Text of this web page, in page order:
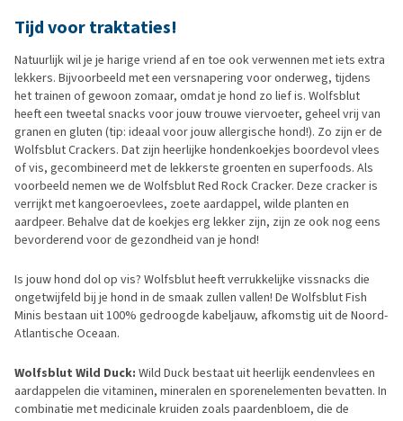
Tijd voor traktaties!
Natuurlijk wil je je harige vriend af en toe ook verwennen met iets extra
lekkers. Bijvoorbeeld met een versnapering voor onderweg, tijdens
het trainen of gewoon zomaar, omdat je hond zo lief is. Wolfsblut
heeft een tweetal snacks voor jouw trouwe viervoeter, geheel vrij van
granen en gluten (tip: ideaal voor jouw allergische hond!). Zo zijn er de
Wolfsblut Crackers. Dat zijn heerlijke hondenkoekjes boordevol vlees
of vis, gecombineerd met de lekkerste groenten en superfoods. Als
voorbeeld nemen we de Wolfsblut Red Rock Cracker. Deze cracker is
verrijkt met kangoeroevlees, zoete aardappel, wilde planten en
aardpeer. Behalve dat de koekjes erg lekker zijn, zijn ze ook nog eens
bevorderend voor de gezondheid van je hond!
Is jouw hond dol op vis? Wolfsblut heeft verrukkelijke vissnacks die
ongetwijfeld bij je hond in de smaak zullen vallen! De Wolfsblut Fish
Minis bestaan uit 100% gedroogde kabeljauw, afkomstig uit de Noord-
Atlantische Oceaan.
Wolfsblut Wild Duck: Wild Duck bestaat uit heerlijk eendenvlees en
aardappelen die vitaminen, mineralen en sporenelementen bevatten. In
combinatie met medicinale kruiden zoals paardenbloem, die de